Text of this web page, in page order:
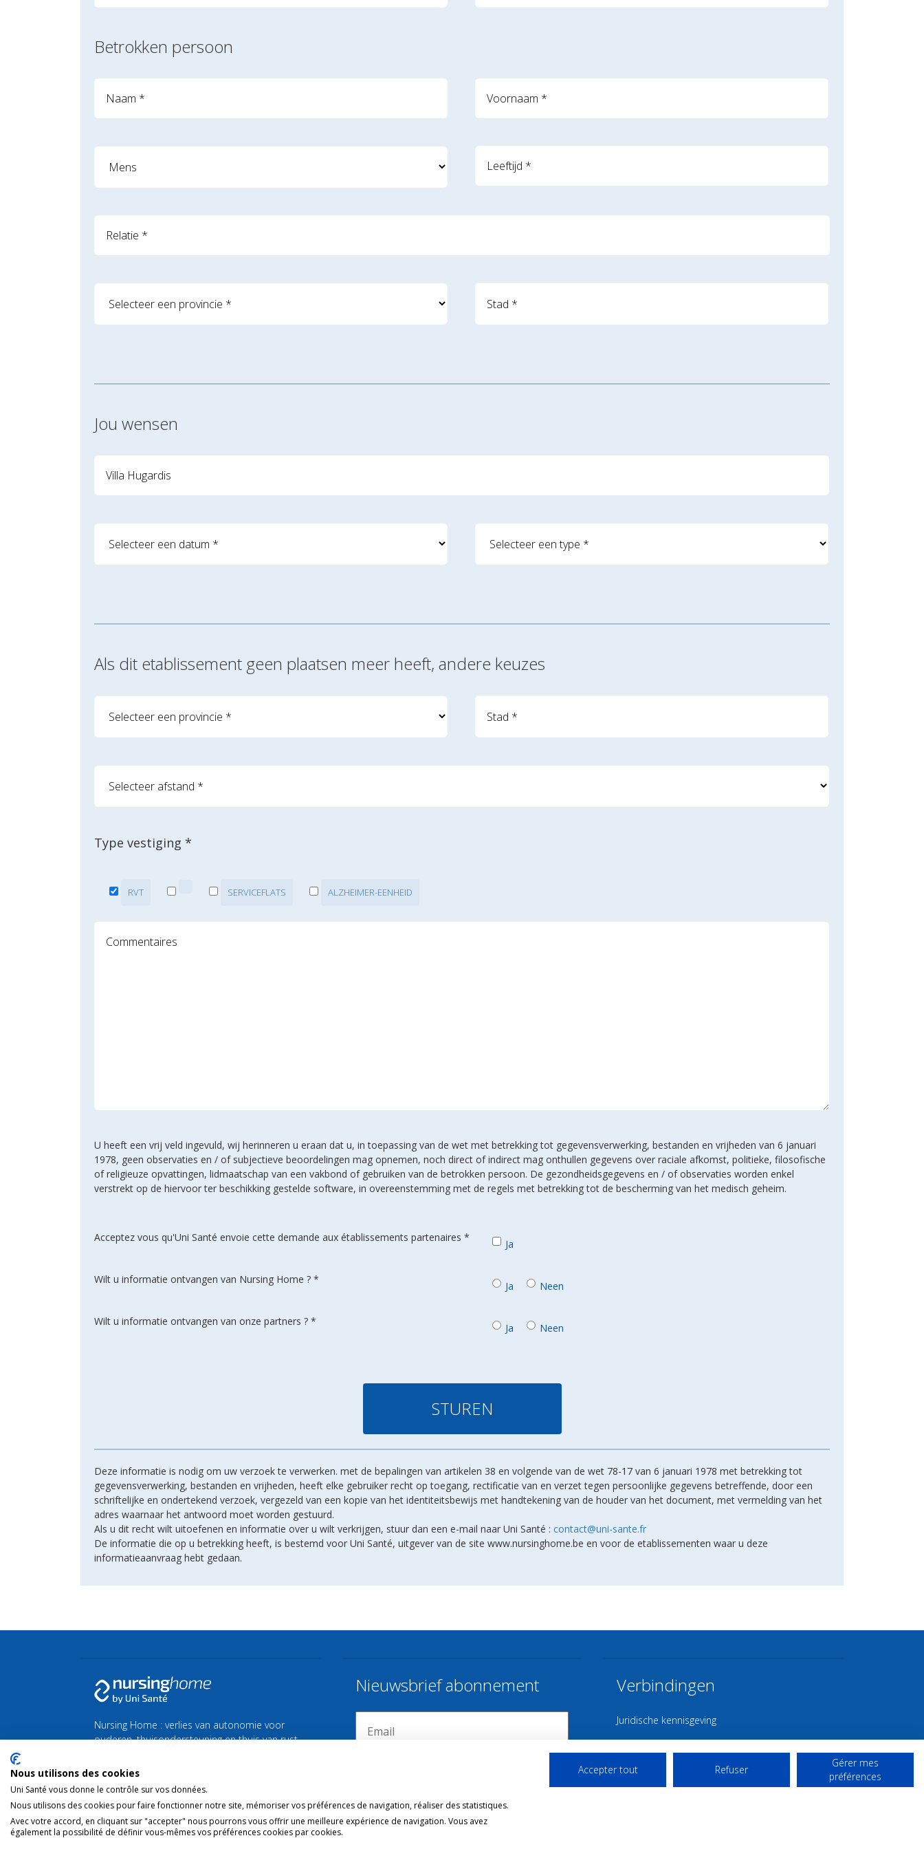
Betrokken persoon
Jou wensen
Als dit etablissement geen plaatsen meer heeft, andere keuzes
Type vestiging *
RVT SERVICEFLATS ALZHEIMER-EENHEID
U heeft een vrij veld ingevuld, wij herinneren u eraan dat u, in toepassing van de wet met betrekking tot gegevensverwerking, bestanden en vrijheden van 6 januari
1978, geen observaties en / of subjectieve beoordelingen mag opnemen, noch direct of indirect mag onthullen gegevens over raciale afkomst, politieke, filosofische
of religieuze opvattingen, lidmaatschap van een vakbond of gebruiken van de betrokken persoon. De gezondheidsgegevens en / of observaties worden enkel
verstrekt op de hiervoor ter beschikking gestelde software, in overeenstemming met de regels met betrekking tot de bescherming van het medisch geheim.
Acceptez vous qu'Uni Santé envoie cette demande aux établissements partenaires *
Ja
Wilt u informatie ontvangen van Nursing Home ? *
Ja Neen
Wilt u informatie ontvangen van onze partners ? *
Ja Neen
Deze informatie is nodig om uw verzoek te verwerken. met de bepalingen van artikelen 38 en volgende van de wet 78-17 van 6 januari 1978 met betrekking tot
gegevensverwerking, bestanden en vrijheden, heeft elke gebruiker recht op toegang, rectificatie van en verzet tegen persoonlijke gegevens betreffende, door een
schriftelijke en ondertekend verzoek, vergezeld van een kopie van het identiteitsbewijs met handtekening van de houder van het document, met vermelding van het
adres waarnaar het antwoord moet worden gestuurd.
Als u dit recht wilt uitoefenen en informatie over u wilt verkrijgen, stuur dan een e-mail naar Uni Santé : contact@uni-sante.fr
De informatie die op u betrekking heeft, is bestemd voor Uni Santé, uitgever van de site www.nursinghome.be en voor de etablissementen waar u deze
informatieaanvraag hebt gedaan.
Nursing Home : verlies van autonomie voor
ouderen, thuisondersteuning en thuis van rust
Vind al het nieuws over de zilveren economie en
Nieuwsbrief abonnement Verbindingen
Juridische kennisgeving
Contact
Gebruiksvoorwaarden
Nous utilisons des cookies
Uni Santé vous donne le contrôle sur vos données.
Nous utilisons des cookies pour faire fonctionner notre site, mémoriser vos préférences de navigation, réaliser des statistiques.
Avec votre accord, en cliquant sur "accepter" nous pourrons vous offrir une meilleure expérience de navigation. Vous avez
également la possibilité de définir vous-mêmes vos préférences cookies par cookies.
Accepter tout Refuser
Gérer mes
préférences